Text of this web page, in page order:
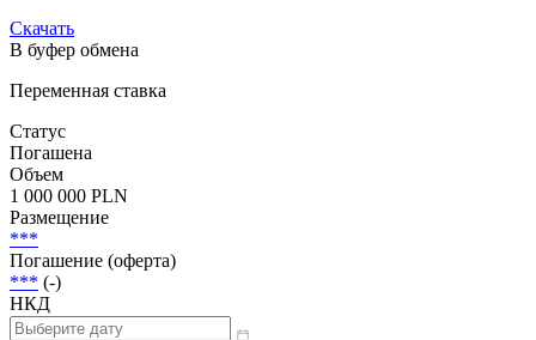
Скачать
В буфер обмена
Переменная ставка
Статус
Погашена
Объем
1 000 000 PLN
Размещение
***
Погашение (оферта)
*** (-)
НКД